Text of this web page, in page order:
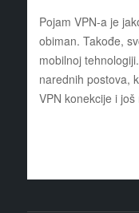
Pojam VPN-a je
obiman. Takođe,
mobilnoj
narednih postova,
VPN konekcije i